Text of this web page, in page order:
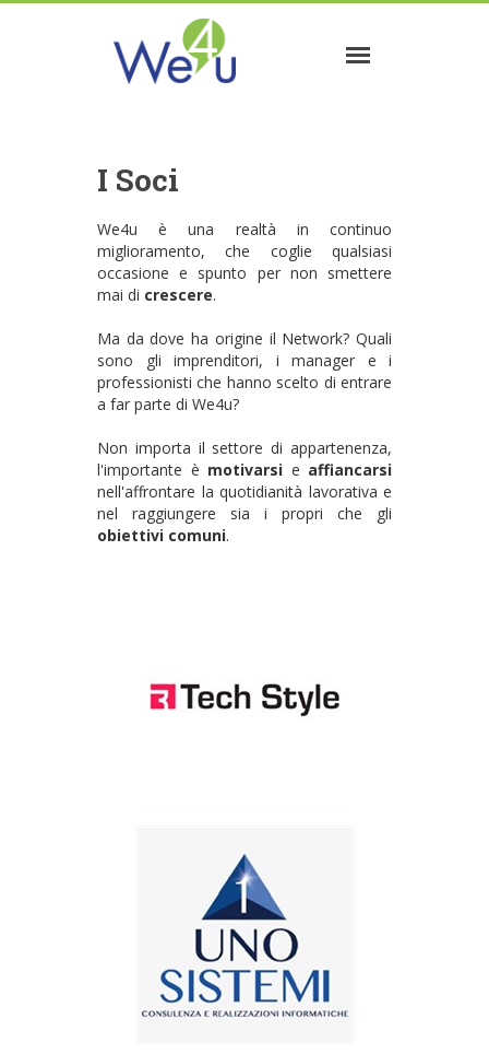
I Soci
We4u è una realtà in continuo
miglioramento, che coglie qualsiasi
occasione e spunto per non smettere
mai di crescere.
Ma da dove ha origine il Network? Quali
sono gli imprenditori, i manager e i
professionisti che hanno scelto di entrare
a far parte di We4u?
Non importa il settore di appartenenza,
l'importante è motivarsi e affiancarsi
nell'affrontare la quotidianità lavorativa e
nel raggiungere sia i propri che gli
obiettivi comuni.